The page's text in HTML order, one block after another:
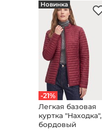
-21%
Новинка
Легкая базовая
куртка "Находка",
бордовый